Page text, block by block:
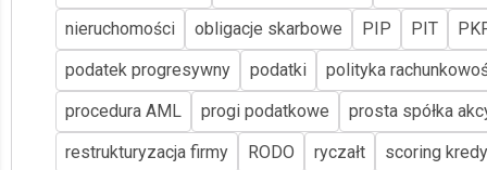
nieruchomości
obligacje skarbowe PIP PIT
podatek progresywny
podatki
polityka
procedura AML
progi podatkowe
prosta spółka
restrukturyzacja firmy
RODO ryczałt
scoring